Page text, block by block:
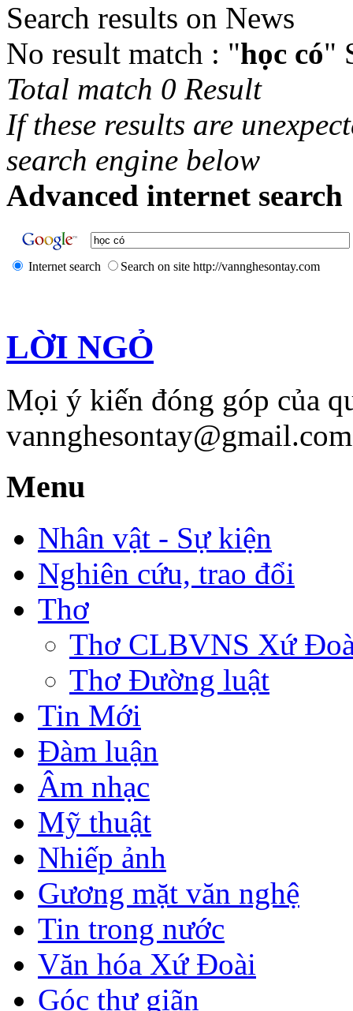
Search results on News
No result match : "học có"
Total match 0 Result
If these results are
search engine below
Advanced internet search
Internet search Search on site http://vannghesontay.com
LỜI NGỎ
Mọi ý kiến đóng góp của
Menu
Nhân vật - Sự kiện
Nghiên cứu, trao đổi
Thơ
Thơ CLBVNS Xứ
Thơ Đường luật
Tin Mới
Đàm luận
Âm nhạc
Mỹ thuật
Nhiếp ảnh
Gương mặt văn nghệ
Tin trong nước
Văn hóa Xứ Đoài
Góc thư giãn